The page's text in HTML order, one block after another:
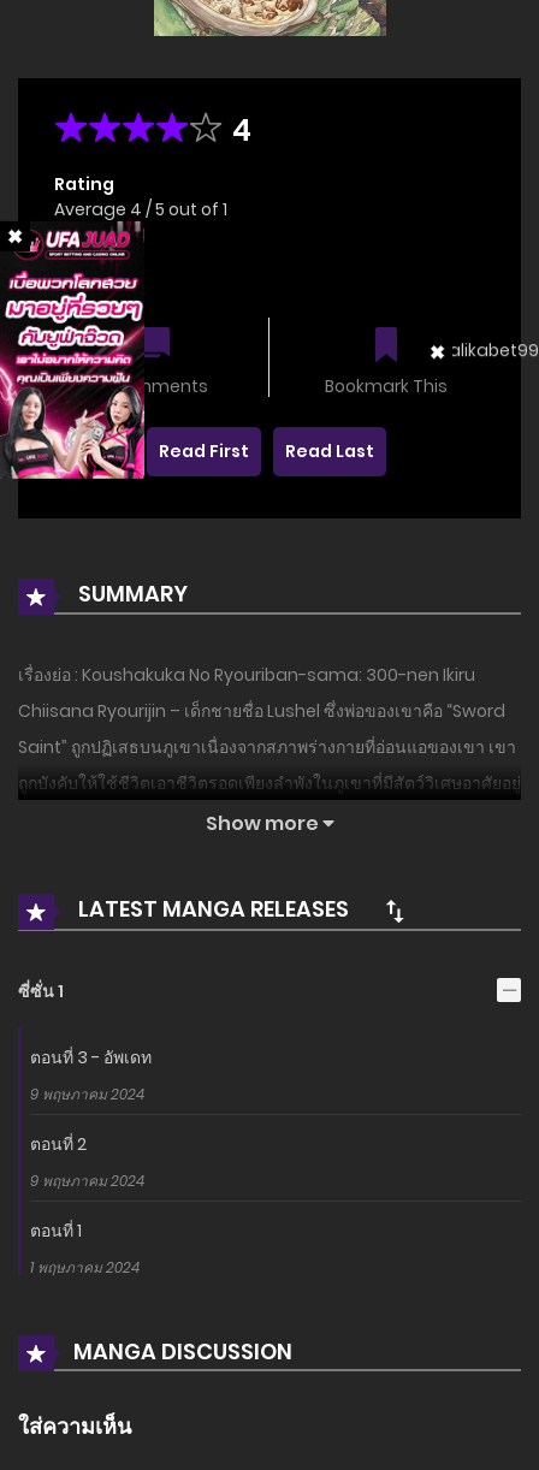
4
Rating
Average 4 /5 out of 1
Status
OnGoing
0 comments Bookmark This
Read First Read Last
SUMMARY
เรื่องย่อ : Koushakuka No Ryouriban-sama: 300-nen Ikiru
Chiisana Ryourijin – เด็กชายชื่อ Lushel ซึ่งพ่อของเขาคือ “Sword
Saint” ถูกปฏิเสธบนภูเขาเนื่องจากสภาพร่างกายที่อ่อนแอของเขา เขา
ถูกบังคับให้ใช้ชีวิตเอาชีวิตรอดเพียงลำพังในภูเขาที่มีสัตว์วิเศษอาศัยอยู่
อย่างไรก็ตาม เขาค้นพบโดยบังเอิญว่ามอนสเตอร์สามารถบริโภคได้
อ่านเรื่องนี้ก่อนใครได้ที่ MANGA-LC.NET เท่านั้น!
Show more
LATEST MANGA RELEASES
ซี่ซั่น 1
ตอนที่ 3 - อัพเดท
9 พฤษภาคม 2024
ตอนที่ 2
9 พฤษภาคม 2024
ตอนที่ 1
1 พฤษภาคม 2024
MANGA DISCUSSION
ใส่ความเห็น